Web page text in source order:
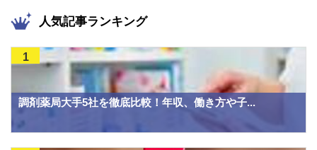
人気記事ランキング
調剤薬局大手5社を徹底比較！年収、働き方や子...
1